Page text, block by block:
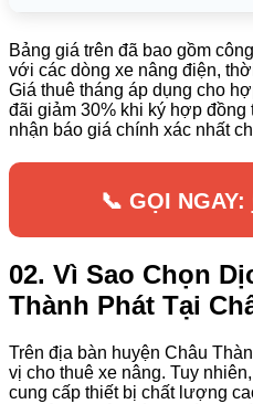
Bảng giá trên đã bao gồm
với các dòng xe nâng điện,
Giá thuê tháng áp dụng cho
đãi giảm 30% khi ký hợp
nhận báo giá chính xác nhất
📞 GỌI NGAY:
02. Vì Sao Chọn
Thành Phát Tại
Trên địa bàn huyện Châu
vị cho thuê xe nâng. Tuy
cung cấp thiết bị chất lượng